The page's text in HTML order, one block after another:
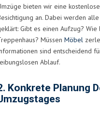
bieten wir eine
an. Dabei werden
Gibt es einen Aufzug? Wie
Müssen Möbel
sind entscheidend
Ablauf.
Konkrete Planung